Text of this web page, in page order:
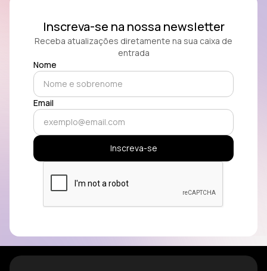
Inscreva-se na nossa newsletter
Receba atualizações diretamente na sua caixa de
entrada
Nome
Email